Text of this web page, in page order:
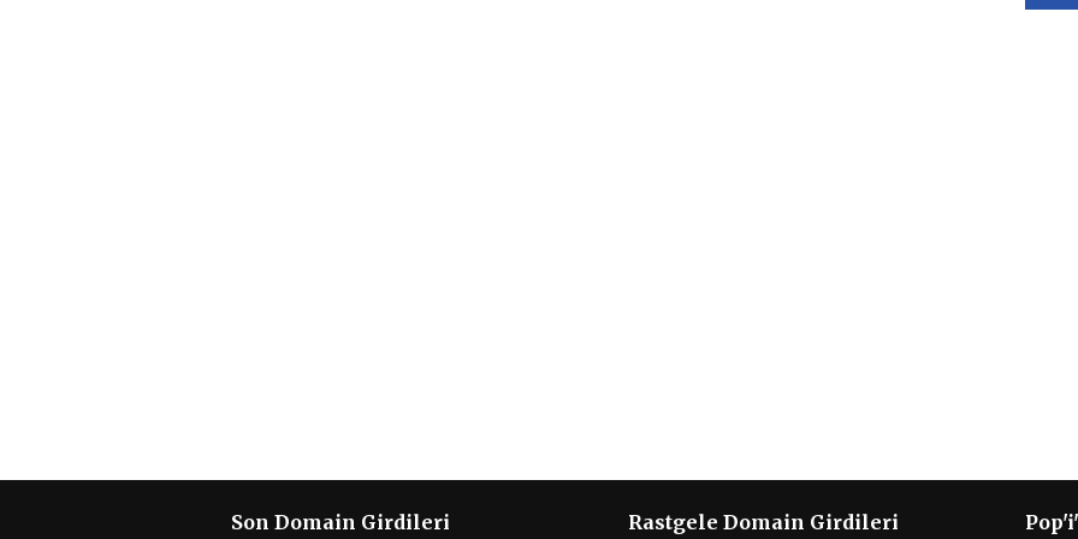
Son Domain Girdileri Rastgele Domain Girdileri